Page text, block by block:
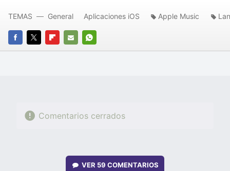
FACEBOOK
TWITTERFLIPBOARD
E-
WHATSAPP
TEMAS General Aplicaciones iOS Apple Music
Comentarios cerrados
VER 59 COMENTARIOS